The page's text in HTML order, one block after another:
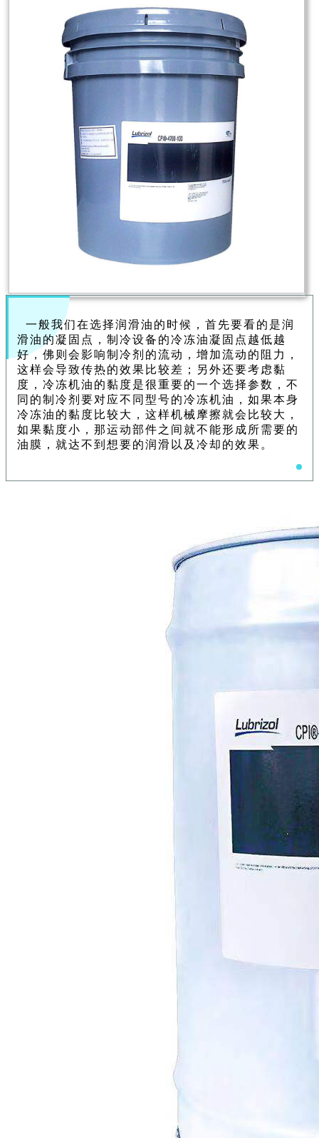
一般我们在选择润滑油的时候，首先要看的是润
滑油的凝固点，制冷设备的冷冻油凝固点越低越
好，佛则会影响制冷剂的流动，增加流动的阻力，
这样会导致传热的效果比较差；另外还要考虑黏
度，冷冻机油的黏度是很重要的一个选择参数，不
同的制冷剂要对应不同型号的冷冻机油，如果本身
冷冻油的黏度比较大，这样机械摩擦就会比较大，
如果黏度小，那运动部件之间就不能形成所需要的
油膜，就达不到想要的润滑以及冷却的效果。